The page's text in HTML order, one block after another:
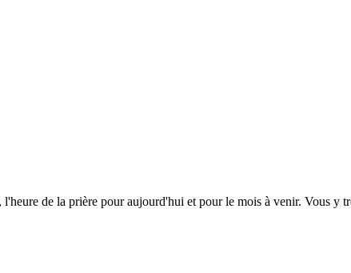
de la prière pour aujourd'hui et pour le mois à venir. Vous y